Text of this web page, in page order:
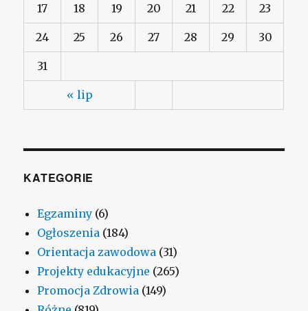
« lip
17 18 19 20 21 22 23
24 25 26 27 28 29 30
31
KATEGORIE
Egzaminy (6)
Ogłoszenia (184)
Orientacja zawodowa (31)
Projekty edukacyjne (265)
Promocja Zdrowia (149)